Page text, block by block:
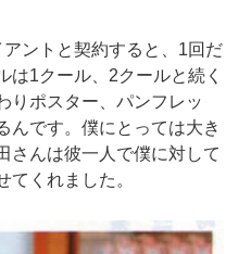
ントと契約すると、1回だ
は1クール、2クールと続く
りポスター、パンフレッ
んです。僕にとっては大き
さんは彼一人で僕に対して
てくれました。